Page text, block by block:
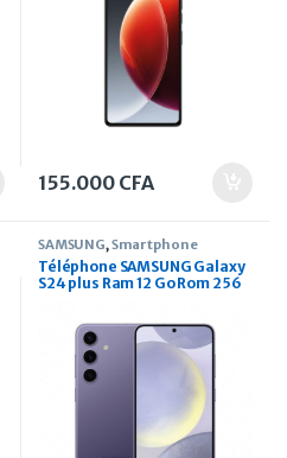
155.000 CFA
SAMSUNG,Smartphone
Téléphone SAMSUNG Galaxy
S24 plus Ram 12 Go Rom 256